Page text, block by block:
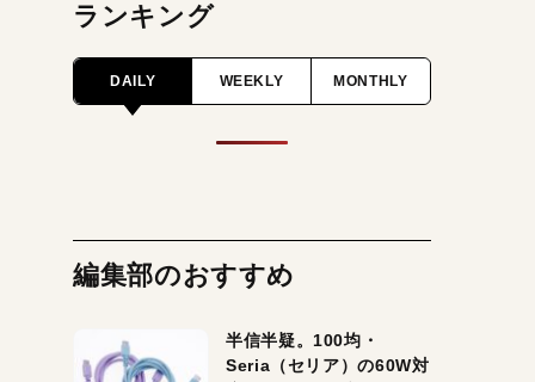
ランキング
DAILY WEEKLY MONTHLY
編集部のおすすめ
半信半疑。100均・
Seria（セリア）の60W対